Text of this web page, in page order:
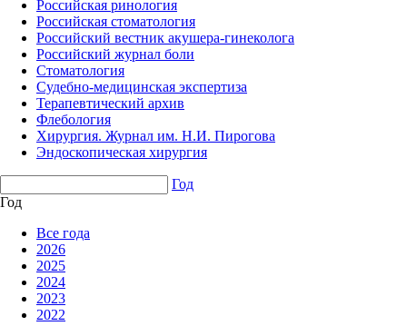
Российская ринология
Российская стоматология
Российский вестник акушера-гинеколога
Российский журнал боли
Стоматология
Судебно-медицинская экспертиза
Терапевтический архив
Флебология
Хирургия. Журнал им. Н.И. Пирогова
Эндоскопическая хирургия
Год
Год
Все года
2026
2025
2024
2023
2022